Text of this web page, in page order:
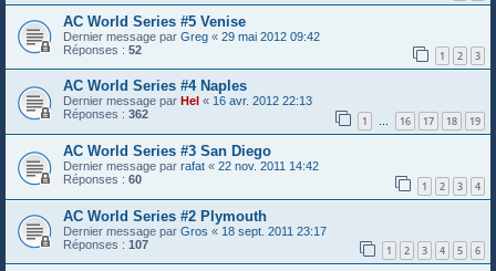
AC World Series #5 Venise
Dernier message par Greg « 29 mai 2012 09:42
Réponses : 52 1 2 3
AC World Series #4 Naples
Dernier message par Hel « 16 avr. 2012 22:13
Réponses : 362 1 … 16 17 18 19
AC World Series #3 San Diego
Dernier message par rafat « 22 nov. 2011 14:42
Réponses : 60 1 2 3 4
AC World Series #2 Plymouth
Dernier message par Gros « 18 sept. 2011 23:17
Réponses : 107 1 2 3 4 5 6